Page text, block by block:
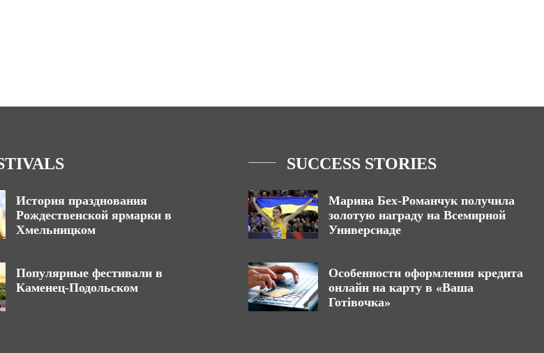
История празднования
Рождественской ярмарки в
Хмельницком
Популярные фестивали в
Каменец-Подольском
SUCCESS STORIES
Марина Бех-Романчук получила
золотую награду на Всемирной
Универсиаде
Особенности оформления кредита
онлайн на карту в «Ваша
Готівочка»